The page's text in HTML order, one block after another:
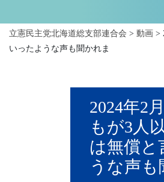
立憲民主党北海道総支部連合会 > 動画 >
いったような声も聞かれま
2024年2
もが3人
は無償
うな声も